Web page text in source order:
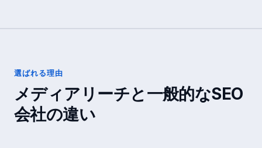
選ばれる理由
メディアリーチと一般的なSEO
会社の違い